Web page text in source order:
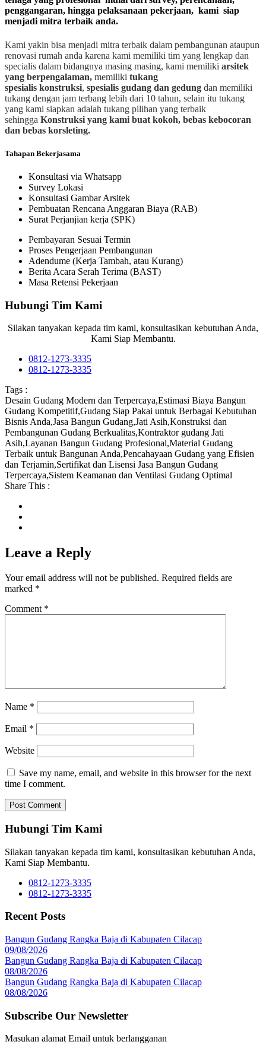
penggangaran, hingga pelaksanaan pekerjaan, kami siap
menjadi mitra terbaik anda.
Kami yakin bisa menjadi mitra terbaik dalam pembangunan ataupun
renovasi rumah anda karena kami memiliki tim yang lengkap dan
specialis dalam bidangnya masing masing, kami memiliki arsitek
yang berpengalaman, memiliki tukang
spesialis konstruksi, spesialis gudang dan gedung dan memiliki
tukang dengan jam terbang lebih dari 10 tahun, selain itu tukang
yang kami siapkan adalah tukang pilihan yang terbaik
sehingga Konstruksi yang kami buat kokoh, bebas kebocoran
dan bebas korsleting.
Tahapan Bekerjasama
Konsultasi via Whatsapp
Survey Lokasi
Konsultasi Gambar Arsitek
Pembuatan Rencana Anggaran Biaya (RAB)
Surat Perjanjian kerja (SPK)
Pembayaran Sesuai Termin
Proses Pengerjaan Pembangunan
Adendume (Kerja Tambah, atau Kurang)
Berita Acara Serah Terima (BAST)
Masa Retensi Pekerjaan
Hubungi Tim Kami
Silakan tanyakan kepada tim kami, konsultasikan kebutuhan Anda,
Kami Siap Membantu.
0812-1273-3335
0812-1273-3335
Tags :
Desain Gudang Modern dan Terpercaya,Estimasi Biaya Bangun
Gudang Kompetitif,Gudang Siap Pakai untuk Berbagai Kebutuhan
Bisnis Anda,Jasa Bangun Gudang,Jati Asih,Konstruksi dan
Pembangunan Gudang Berkualitas,Kontraktor gudang Jati
Asih,Layanan Bangun Gudang Profesional,Material Gudang
Terbaik untuk Bangunan Anda,Pencahayaan Gudang yang Efisien
dan Terjamin,Sertifikat dan Lisensi Jasa Bangun Gudang
Terpercaya,Sistem Keamanan dan Ventilasi Gudang Optimal
Share This :
Leave a Reply
Your email address will not be published. Required fields are
marked *
Comment *
Name *
Email *
Website
Save my name, email, and website in this browser for the next
time I comment.
Hubungi Tim Kami
Silakan tanyakan kepada tim kami, konsultasikan kebutuhan Anda,
Kami Siap Membantu.
0812-1273-3335
0812-1273-3335
Recent Posts
Bangun Gudang Rangka Baja di Kabupaten Cilacap
09/08/2026
Bangun Gudang Rangka Baja di Kabupaten Cilacap
08/08/2026
Bangun Gudang Rangka Baja di Kabupaten Cilacap
08/08/2026
Subscribe Our Newsletter
Masukan alamat Email untuk berlangganan